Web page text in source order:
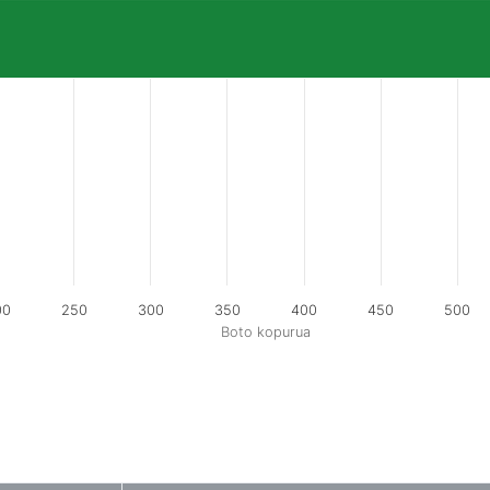
Boto kopurua
250 300 350 400 450 500